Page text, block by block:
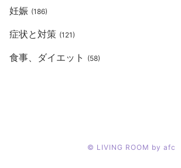
妊娠 (186)
症状と対策 (121)
食事、ダイエット (58)
© LIVING ROOM by afc